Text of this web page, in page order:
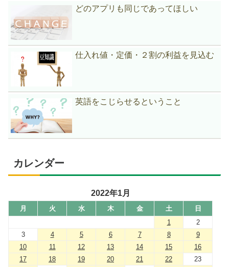
どのアプリも同じであってほしい
仕入れ値・定価・２割の利益を見込む
英語をこじらせるということ
カレンダー
2022年1月
月 火 水 木 金 土
日
1
2
3
4 5 6 7 8
9
10
11 12 13 14 15
16
17
18 19 20 21 22
23